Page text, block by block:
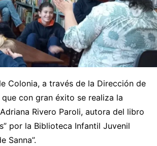
Colonia, a través de la Dirección de
con gran éxito se realiza la
Rivero Paroli, autora del libro
por la Biblioteca Infantil Juvenil
Sanna”.